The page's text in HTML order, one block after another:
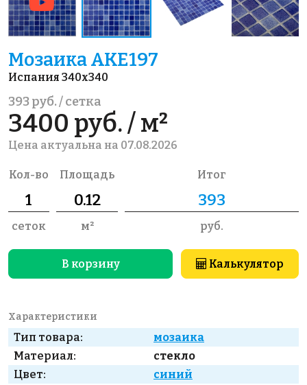
Мозаика AKE197
Испания 340x340
393 руб. / сетка
3400 руб. / м²
Цена актуальна на 07.08.2026
Кол-во
сеток
Площадь
м²
Итог
руб.
В корзину Калькулятор
Характеристики
Тип товара:
мозаика
Материал:
стекло
Цвет:
синий